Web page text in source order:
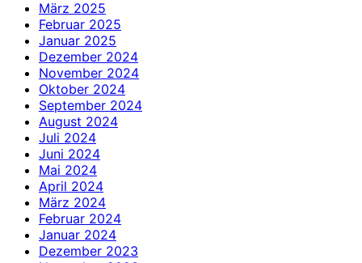
März 2025
Februar 2025
Januar 2025
Dezember 2024
November 2024
Oktober 2024
September 2024
August 2024
Juli 2024
Juni 2024
Mai 2024
April 2024
März 2024
Februar 2024
Januar 2024
Dezember 2023